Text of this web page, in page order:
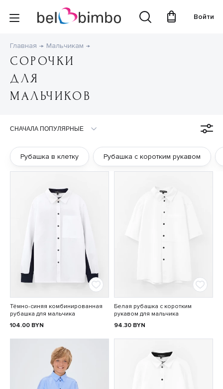
Войти
Главная Мальчикам
СОРОЧКИ
ДЛЯ
МАЛЬЧИКОВ
Рубашка в клетку Рубашка с коротким рукавом
Тёмно-синяя комбинированная
рубашка для мальчика
104.00 BYN
Белая рубашка с коротким
рукавом для мальчика
94.30 BYN